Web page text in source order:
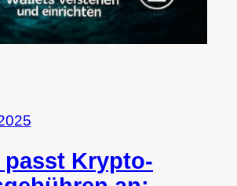
passt Krypto-